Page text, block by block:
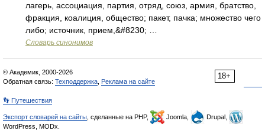
лагерь, ассоциация, партия, отряд, союз, армия, братство,
фракция, коалиция, общество; пакет, пачка; множество чего
либо; источник, прием,&#8230; …
Словарь синонимов
18+
© Академик, 2000-2026
Обратная связь: Техподдержка Реклама на сайте
👣 Путешествия
Экспорт словарей на сайты , сделанные на PHP, Joomla,
Drupal,
WordPress, MODx.